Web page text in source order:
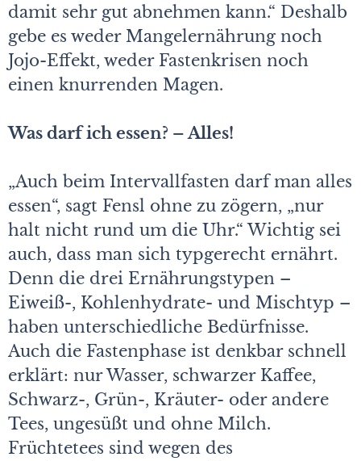
damit sehr gut abnehmen kann.“ Deshalb
gebe es weder Mangelernährung noch
Jojo-Effekt, weder Fastenkrisen noch
einen knurrenden Magen.
Was darf ich essen? – Alles!
„Auch beim Intervallfasten darf man alles
essen“, sagt Fensl ohne zu zögern, „nur
halt nicht rund um die Uhr.“ Wichtig sei
auch, dass man sich typgerecht ernährt.
Denn die drei Ernährungstypen –
Eiweiß-, Kohlenhydrate- und Mischtyp –
haben unterschiedliche Bedürfnisse.
Auch die Fastenphase ist denkbar schnell
erklärt: nur Wasser, schwarzer Kaffee,
Schwarz-, Grün-, Kräuter- oder andere
Tees, ungesüßt und ohne Milch.
Früchtetees sind wegen des